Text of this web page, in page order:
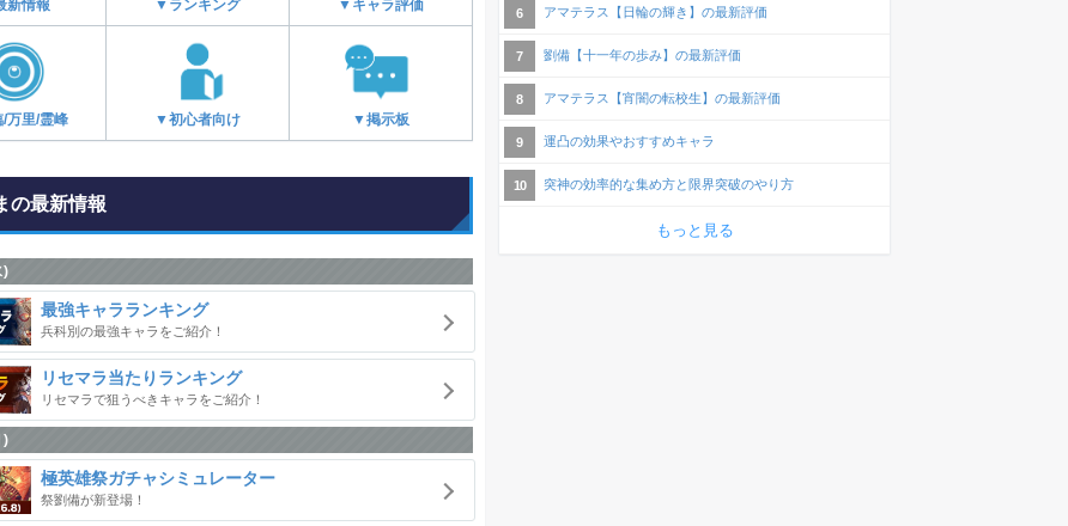
新情報 ▼ランキング ▼キャラ評価
万里/霊峰 ▼初心者向け ▼掲示板
の最新情報
)
最強キャラランキング
兵科別の最強キャラをご紹介！
リセマラ当たりランキング
リセマラで狙うべきキャラをご紹介！
)
極英雄祭ガチャシミュレーター
祭劉備が新登場！
アマテラス【日輪の輝き】の最新評価
劉備【十一年の歩み】の最新評価
アマテラス【宵闇の転校生】の最新評価
運凸の効果やおすすめキャラ
突神の効率的な集め方と限界突破のやり方
もっと見る